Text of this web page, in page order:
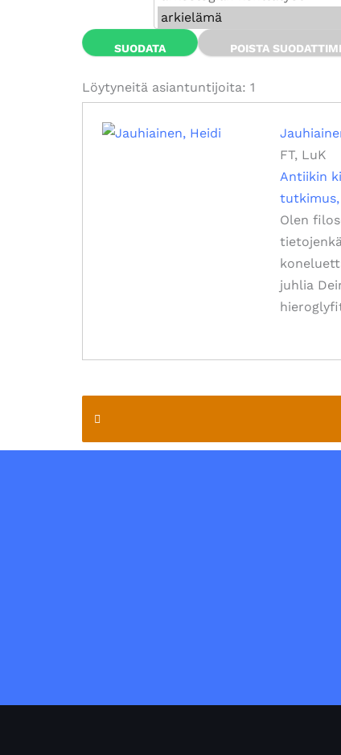
Löytyneitä asiantuntijoita: 1
FT, LuK
Antiikin
tutkimus
Olen
juhlia